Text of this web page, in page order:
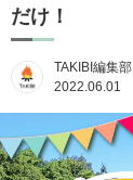
だけ！
TAKIBI編集部
2022.06.01